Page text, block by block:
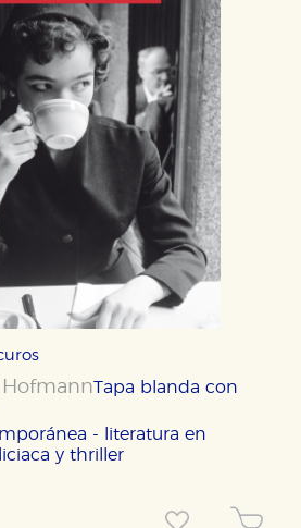
HofmannTapa blanda con
- literatura en
y thriller